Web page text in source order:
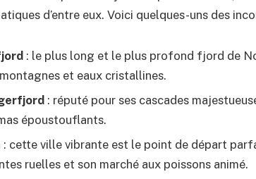
d’entre eux. Voici quelques-uns des
: le plus long et le plus profond fjord de
et eaux cristallines.
: réputé pour ses cascades
époustouflants.
: cette ville vibrante est le point de départ
ruelles et son marché aux poissons animé.